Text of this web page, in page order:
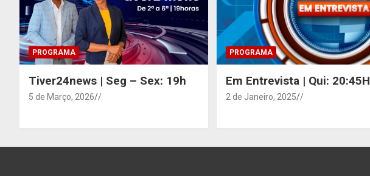
PROGRAMA
Tiver24news | Seg – Sex: 19h
5 de Março, 2026 /
PROGRAMA
Em Entrevista | Qui: 20:45H
2 de Janeiro, 2025 /